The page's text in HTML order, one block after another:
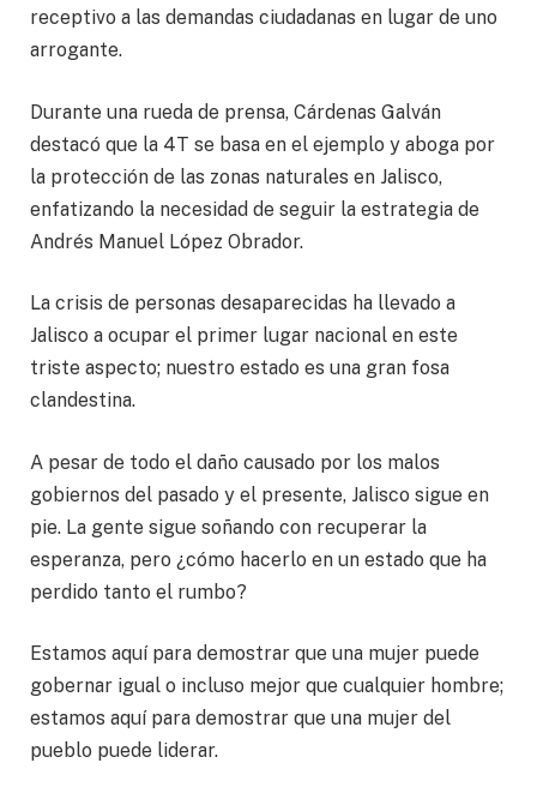
receptivo a las demandas ciudadanas en lugar de uno
arrogante.
Durante una rueda de prensa, Cárdenas Galván
destacó que la 4T se basa en el ejemplo y aboga por
la protección de las zonas naturales en Jalisco,
enfatizando la necesidad de seguir la estrategia de
Andrés Manuel López Obrador.
La crisis de personas desaparecidas ha llevado a
Jalisco a ocupar el primer lugar nacional en este
triste aspecto; nuestro estado es una gran fosa
clandestina.
A pesar de todo el daño causado por los malos
gobiernos del pasado y el presente, Jalisco sigue en
pie. La gente sigue soñando con recuperar la
esperanza, pero ¿cómo hacerlo en un estado que ha
perdido tanto el rumbo?
Estamos aquí para demostrar que una mujer puede
gobernar igual o incluso mejor que cualquier hombre;
estamos aquí para demostrar que una mujer del
pueblo puede liderar.